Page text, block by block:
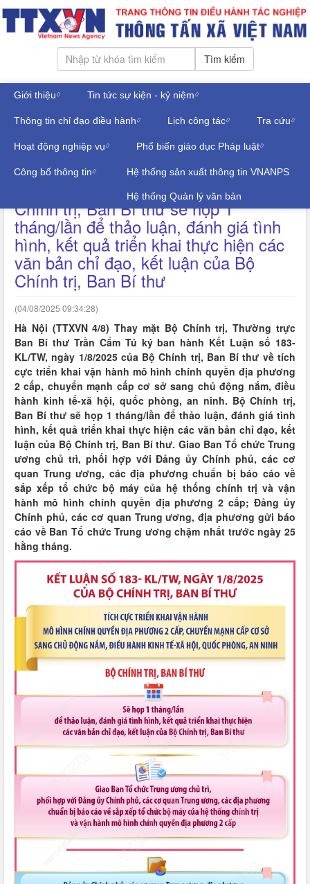
Tìm kiếm
Giới thiệu Tin tức sự kiện - kỷ niệm
Thông tin chỉ đạo điều hành Lịch công tác Tra cứu
Hoạt động nghiệp vụ Phổ biến giáo dục Pháp luật
Công bố thông tin Hệ thống sản xuất thông tin VNANPS
Hệ thống Quản lý văn bản
Thứ sáu, ngày 07/08/2026 Đăng nhập
THÔNG TIN ĐỒ HỌA
Chính quyền địa phương 2 cấp: Bộ
Chính trị, Ban Bí thư sẽ họp 1
tháng/lần để thảo luận, đánh giá tình
hình, kết quả triển khai thực hiện các
văn bản chỉ đạo, kết luận của Bộ
Chính trị, Ban Bí thư
(04/08/2025 09:34:28)
Hà Nội (TTXVN 4/8) Thay mặt Bộ Chính trị, Thường trực
Ban Bí thư Trần Cẩm Tú ký ban hành Kết Luận số 183-
KL/TW, ngày 1/8/2025 của Bộ Chính trị, Ban Bí thư về tích
cực triển khai vận hành mô hình chính quyền địa phương
2 cấp, chuyển mạnh cấp cơ sở sang chủ động nắm, điều
hành kinh tế-xã hội, quốc phòng, an ninh. Bộ Chính trị,
Ban Bí thư sẽ họp 1 tháng/lần để thảo luận, đánh giá tình
hình, kết quả triển khai thực hiện các văn bản chỉ đạo, kết
luận của Bộ Chính trị, Ban Bí thư. Giao Ban Tổ chức Trung
ương chủ trì, phối hợp với Đảng ủy Chính phủ, các cơ
quan Trung ương, các địa phương chuẩn bị báo cáo về
sắp xếp tổ chức bộ máy của hệ thống chính trị và vận
hành mô hình chính quyền địa phương 2 cấp; Đảng ủy
Chính phủ, các cơ quan Trung ương, địa phương gửi báo
cáo về Ban Tổ chức Trung ương chậm nhất trước ngày 25
hằng tháng.